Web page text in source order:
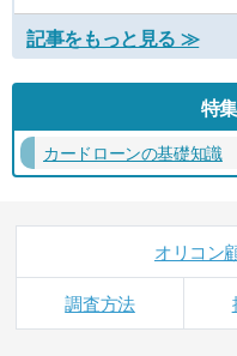
記事をもっと見る ≫
特
カードローンの基礎知識
オリコン
調査方法